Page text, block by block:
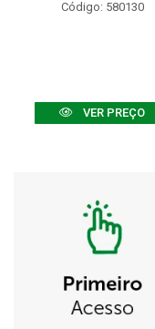
Código: 580130
VER PREÇO